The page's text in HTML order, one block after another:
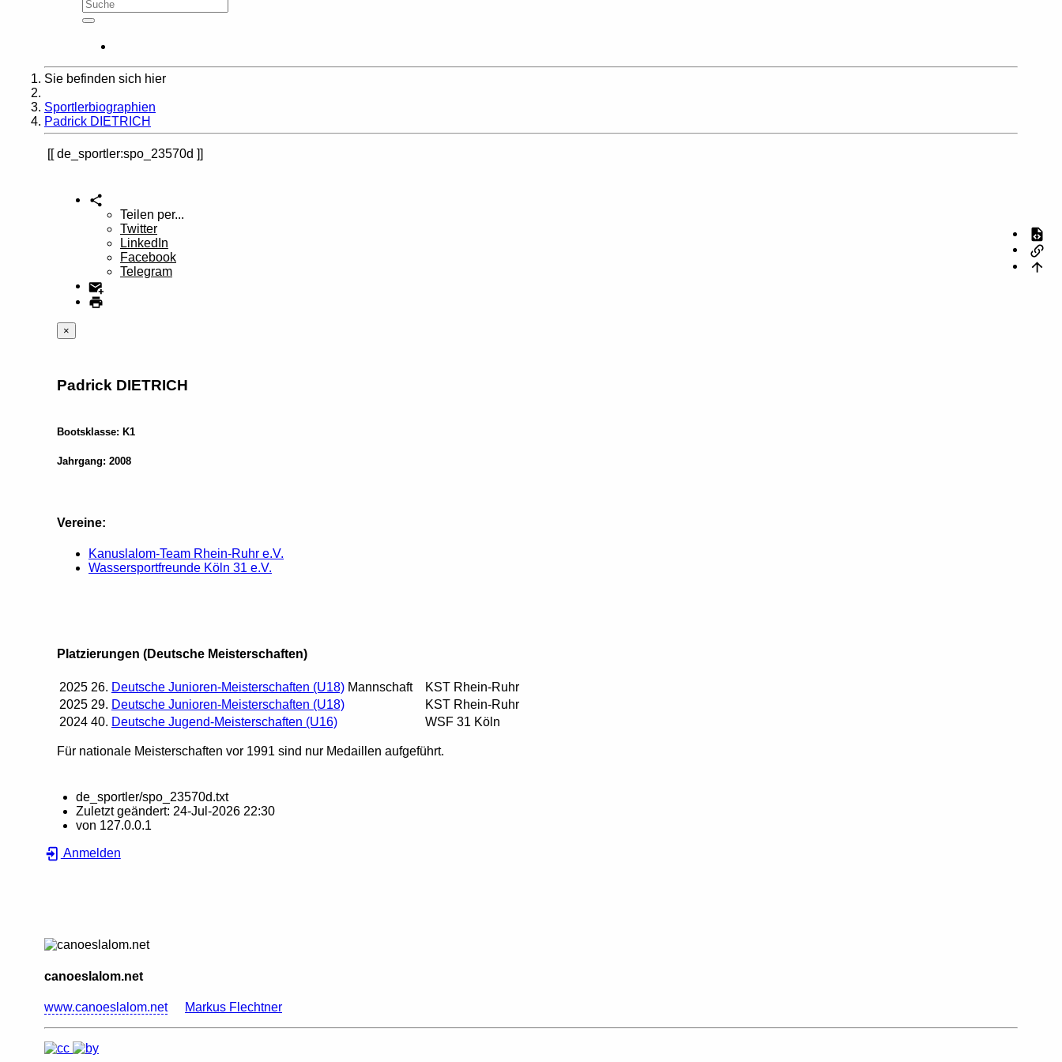
Sie befinden sich hier
Sportlerbiographien
Padrick DIETRICH
de_sportler:spo_23570d
Teilen per...
Twitter
LinkedIn
Facebook
Telegram
×
Padrick DIETRICH
Bootsklasse: K1
Jahrgang: 2008
Vereine:
Kanuslalom-Team Rhein-Ruhr e.V.
Wassersportfreunde Köln 31 e.V.
Platzierungen (Deutsche Meisterschaften)
2025 26. Deutsche Junioren-Meisterschaften (U18) Mannschaft
KST Rhein-Ruhr
2025 29. Deutsche Junioren-Meisterschaften (U18)
KST Rhein-Ruhr
2024 40. Deutsche Jugend-Meisterschaften (U16) WSF 31 Köln
Für nationale Meisterschaften vor 1991 sind nur Medaillen aufgeführt.
de_sportler/spo_23570d.txt
Zuletzt geändert: 24-Jul-2026 22:30
von 127.0.0.1
Anmelden
canoeslalom.net
www.canoeslalom.net Markus Flechtner